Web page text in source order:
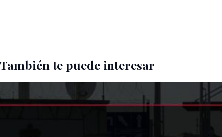
También te puede interesar